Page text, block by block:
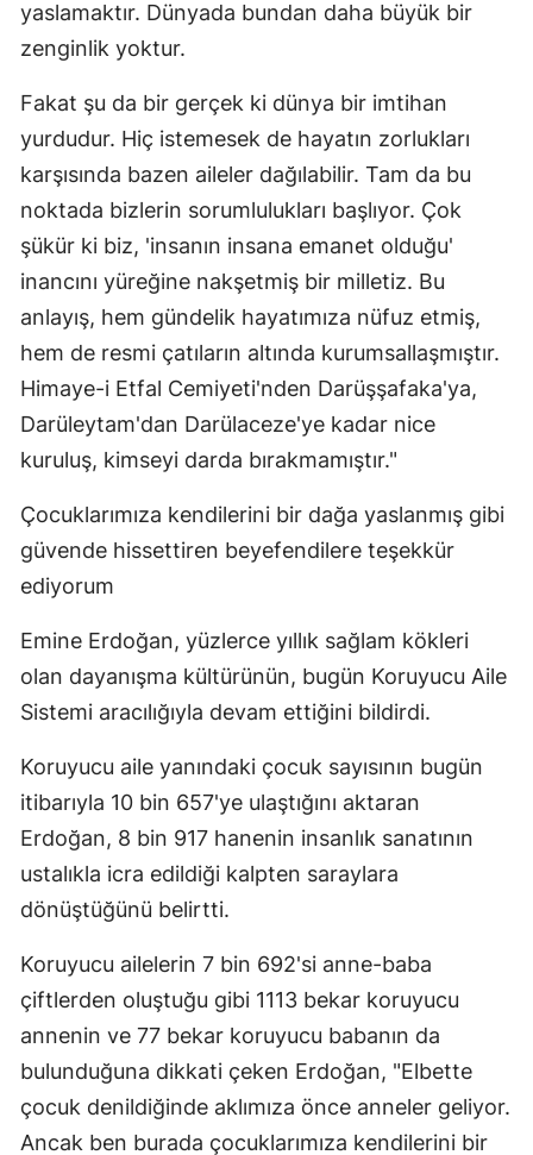
yaslamaktır. Dünyada bundan daha büyük bir
zenginlik yoktur.
Fakat şu da bir gerçek ki dünya bir imtihan
yurdudur. Hiç istemesek de hayatın zorlukları
karşısında bazen aileler dağılabilir. Tam da bu
noktada bizlerin sorumlulukları başlıyor. Çok
şükür ki biz, 'insanın insana emanet olduğu'
inancını yüreğine nakşetmiş bir milletiz. Bu
anlayış, hem gündelik hayatımıza nüfuz etmiş,
hem de resmi çatıların altında kurumsallaşmıştır.
Himaye-i Etfal Cemiyeti'nden Darüşşafaka'ya,
Darüleytam'dan Darülaceze'ye kadar nice
kuruluş, kimseyi darda bırakmamıştır."
Çocuklarımıza kendilerini bir dağa yaslanmış gibi
güvende hissettiren beyefendilere teşekkür
ediyorum
Emine Erdoğan, yüzlerce yıllık sağlam kökleri
olan dayanışma kültürünün, bugün Koruyucu Aile
Sistemi aracılığıyla devam ettiğini bildirdi.
Koruyucu aile yanındaki çocuk sayısının bugün
itibarıyla 10 bin 657'ye ulaştığını aktaran
Erdoğan, 8 bin 917 hanenin insanlık sanatının
ustalıkla icra edildiği kalpten saraylara
dönüştüğünü belirtti.
Koruyucu ailelerin 7 bin 692'si anne-baba
çiftlerden oluştuğu gibi 1113 bekar koruyucu
annenin ve 77 bekar koruyucu babanın da
bulunduğuna dikkati çeken Erdoğan, "Elbette
çocuk denildiğinde aklımıza önce anneler geliyor.
Ancak ben burada çocuklarımıza kendilerini bir